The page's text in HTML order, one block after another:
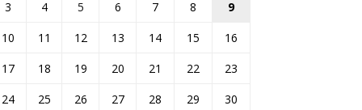
3
4 5 6 7 8
9
10
11 12 13 14 15
16
17
18 19 20 21 22
23
24
25 26 27 28 29
30